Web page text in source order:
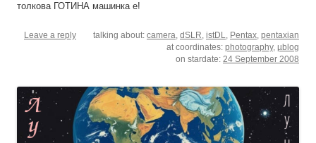
толкова ГОТИНА машинка е!
Leave a reply talking about: camera dSLR istDL Pentax pentaxian
at coordinates: photography, µblog
on stardate: 24 September 2008